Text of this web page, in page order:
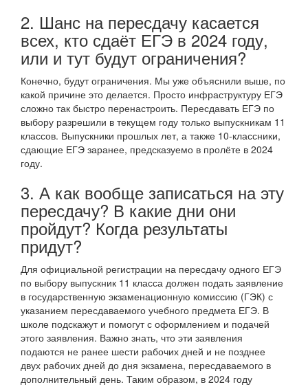
2. Шанс на пересдачу касается
всех, кто сдаёт ЕГЭ в 2024 году,
или и тут будут ограничения?
Конечно, будут ограничения. Мы уже объяснили выше, по
какой причине это делается. Просто инфраструктуру ЕГЭ
сложно так быстро перенастроить. Пересдавать ЕГЭ по
выбору разрешили в текущем году только выпускникам 11
классов. Выпускники прошлых лет, а также 10-классники,
сдающие ЕГЭ заранее, предсказуемо в пролёте в 2024
году.
3. А как вообще записаться на эту
пересдачу? В какие дни они
пройдут? Когда результаты
придут?
Для официальной регистрации на пересдачу одного ЕГЭ
по выбору выпускник 11 класса должен подать заявление
в государственную экзаменационную комиссию (ГЭК) с
указанием пересдаваемого учебного предмета ЕГЭ. В
школе подскажут и помогут с оформлением и подачей
этого заявления. Важно знать, что эти заявления
подаются не ранее шести рабочих дней и не позднее
двух рабочих дней до дня экзамена, пересдаваемого в
дополнительный день. Таким образом, в 2024 году